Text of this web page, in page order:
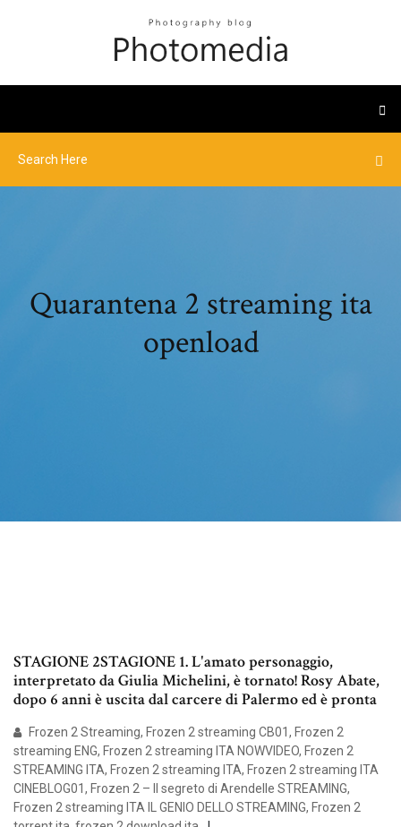
Quarantena 2 streaming ita
openload
STAGIONE 2STAGIONE 1. L'amato personaggio,
interpretato da Giulia Michelini, è tornato! Rosy Abate,
dopo 6 anni è uscita dal carcere di Palermo ed è pronta
Frozen 2 Streaming, Frozen 2 streaming CB01, Frozen 2
streaming ENG, Frozen 2 streaming ITA NOWVIDEO, Frozen 2
STREAMING ITA, Frozen 2 streaming ITA, Frozen 2 streaming ITA
CINEBLOG01, Frozen 2 – Il segreto di Arendelle STREAMING,
Frozen 2 streaming ITA IL GENIO DELLO STREAMING, Frozen 2